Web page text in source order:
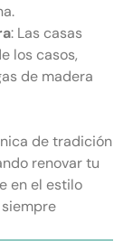
: Las casas
los casos,
de madera
de tradición
renovar tu
en el estilo